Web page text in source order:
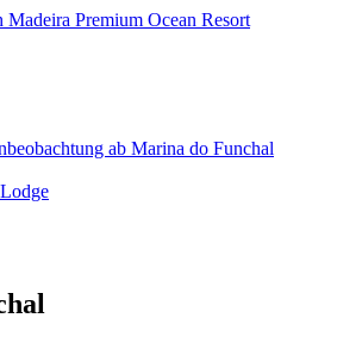
Madeira Premium Ocean Resort
ab Marina do Funchal